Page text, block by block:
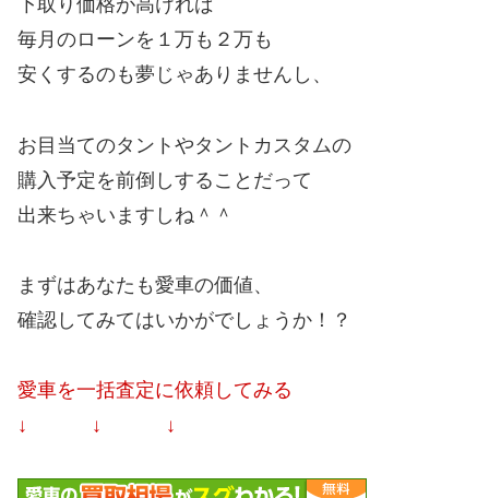
下取り価格が高ければ
毎月のローンを１万も２万も
安くするのも夢じゃありませんし、
お目当てのタントやタントカスタムの
購入予定を前倒しすることだって
出来ちゃいますしね＾＾
まずはあなたも愛車の価値、
確認してみてはいかがでしょうか！？
愛車を一括査定に依頼してみる
↓ ↓ ↓